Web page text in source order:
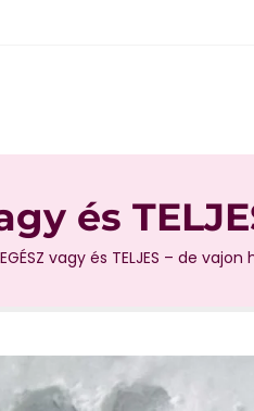
és
EGÉSZ vagy és TELJES – de